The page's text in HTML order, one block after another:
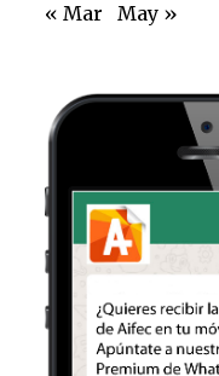
« Mar
May »